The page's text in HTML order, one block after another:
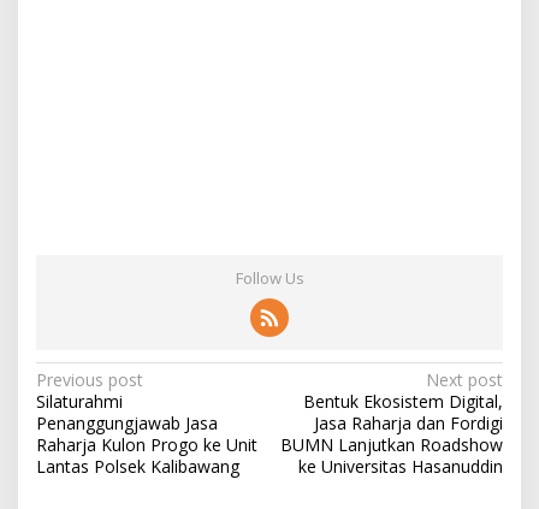
Follow Us
Post
navigation
Previous post
Silaturahmi
Penanggungjawab Jasa
Raharja Kulon Progo ke Unit
Lantas Polsek Kalibawang
Next post
Bentuk Ekosistem Digital,
Jasa Raharja dan Fordigi
BUMN Lanjutkan Roadshow
ke Universitas Hasanuddin